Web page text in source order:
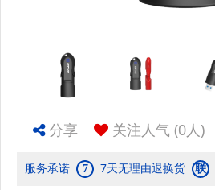
分享 关注人气 (0人)
服务承诺 7 7天无理由退换货 联